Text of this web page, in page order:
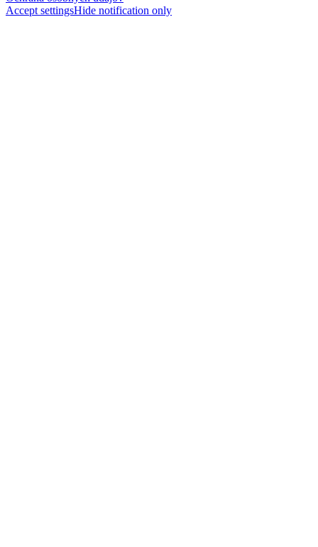
Accept settingsHide notification only